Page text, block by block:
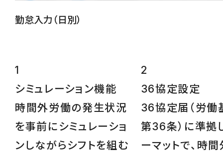
勤怠入力（日別）
1
シミュレーション機能
時間外労働の発生状況
を事前にシミュレーショ
ンしながらシフトを組む
2
36協定設定
36協定届（労働
第36条）に準拠
ーマットで、時